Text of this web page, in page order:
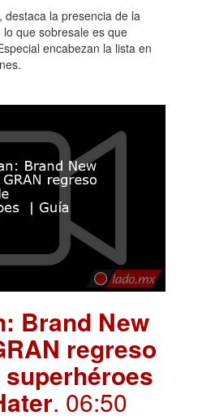
destaca la presencia de la
que sobresale es que
encabezan la lista en
Brand New
regreso
. 06:50